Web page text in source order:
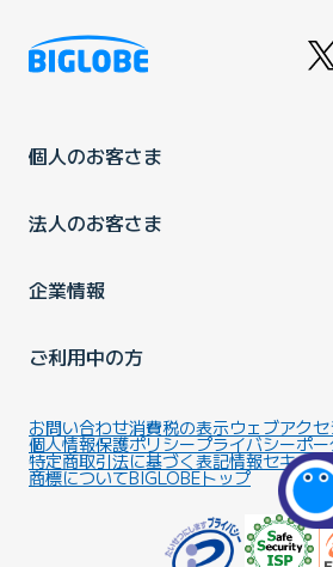
個人のお客さま
法人のお客さま
企業情報
ご利用中の方
お問い合わせ消費税の表示ウェブアク
個人情報保護ポリシープライバシーポ
特定商取引法に基づく表記情報セキュ
商標についてBIGLOBEトップ